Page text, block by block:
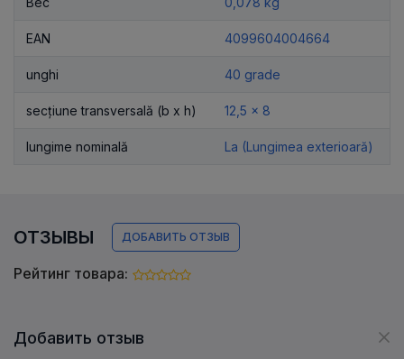
EAN 4099604004664
unghi 40 grade
secțiune transversală (b x h) 12,5 x 8
lungime nominală La (Lungimea exterioară)
ОТЗЫВЫ ДОБАВИТЬ ОТЗЫВ
Рейтинг товара:
Добавить отзыв